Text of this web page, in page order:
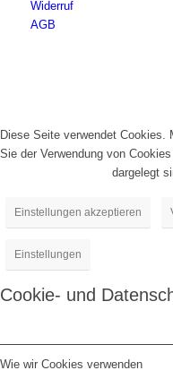
Widerruf
AGB
Diese Seite verwendet
Sie der Verwendung von
dargelegt
Einstellungen akzeptieren
Einstellungen
Cookie- und
Wie wir Cookies verwenden